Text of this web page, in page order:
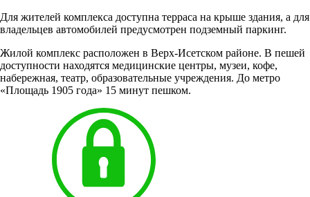
Для жителей комплекса доступна терраса на крыше здания, а для
владельцев автомобилей предусмотрен подземный паркинг.
Жилой комплекс расположен в Верх-Исетском районе. В пешей
доступности находятся медицинские центры, музеи, кофе,
набережная, театр, образовательные учреждения. До метро
«Площадь 1905 года» 15 минут пешком.